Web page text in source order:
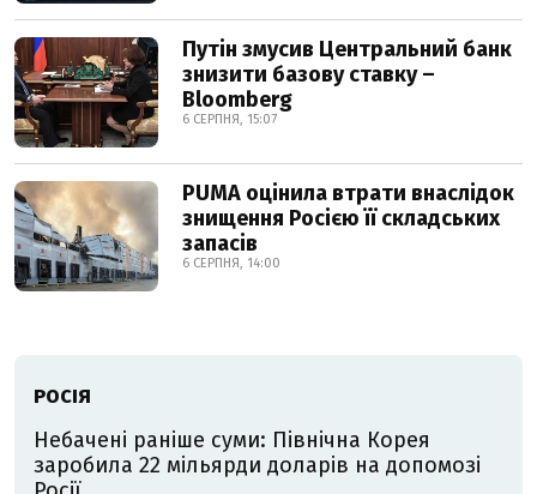
Путін змусив Центральний банк
знизити базову ставку –
Bloomberg
6 СЕРПНЯ, 15:07
PUMA оцінила втрати внаслідок
знищення Росією її складських
запасів
6 СЕРПНЯ, 14:00
РОСІЯ
Небачені раніше суми: Північна Корея
заробила 22 мільярди доларів на допомозі